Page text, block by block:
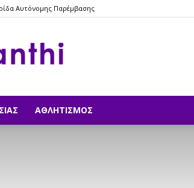
Αυτόνομης Παρέμβασης
ΑΘΛΗΤΙΣΜΌΣ